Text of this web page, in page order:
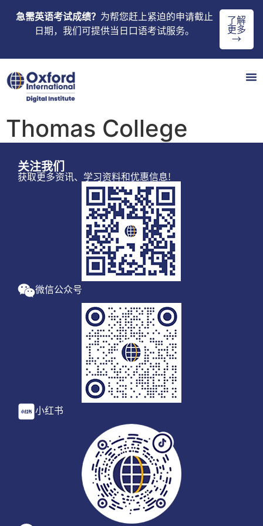
急需英语考试成绩？ 为帮您赶上紧迫的申请截止
日期，我们可提供当日口语考试服务。
了解
更多
→
Thomas College
关注我们
获取更多资讯、学习资料和优惠信息!
微信公众号
小红书